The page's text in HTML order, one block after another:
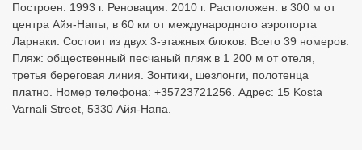
Построен: 1993 г. Реновация: 2010 г. Расположен: в 300 м от
центра Айя-Напы, в 60 км от международного аэропорта
Ларнаки. Состоит из двух 3-этажных блоков. Всего 39 номеров.
Пляж: общественный песчаный пляж в 1 200 м от отеля,
третья береговая линия. Зонтики, шезлонги, полотенца
платно. Номер телефона: +35723721256. Адрес: 15 Kosta
Varnali Street, 5330 Айя-Напа.